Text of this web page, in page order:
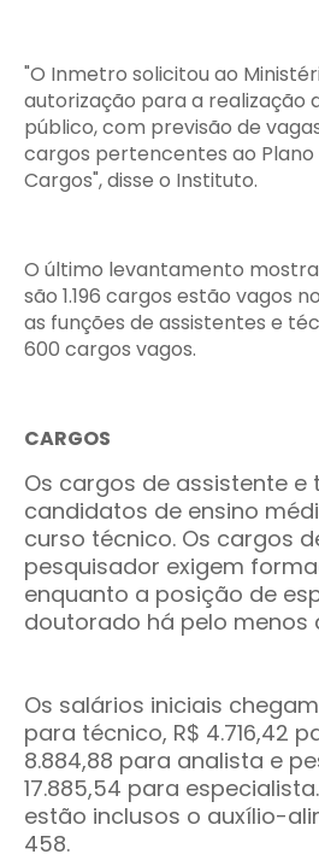
"O Inmetro solicitou ao
autorização para a realização
público, com previsão de
cargos pertencentes ao Plano
Cargos", disse o Instituto.
O último levantamento
são 1.196 cargos estão vagos
as funções de assistentes e
600 cargos vagos.
CARGOS
Os cargos de assistente
candidatos de ensino
curso técnico. Os cargos
pesquisador exigem
enquanto a posição de
doutorado há pelo menos
Os salários iniciais
para técnico, R$ 4.716,42
8.884,88 para analista e
17.885,54 para
estão inclusos o auxílio-
458.